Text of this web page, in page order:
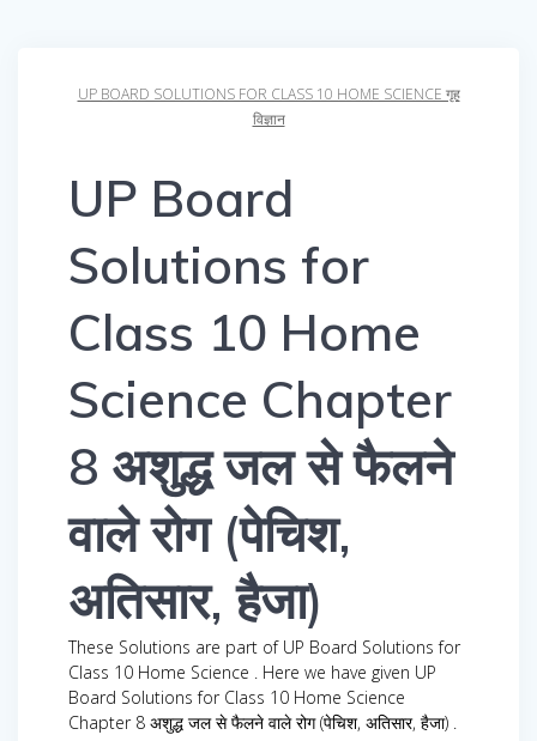
UP BOARD SOLUTIONS FOR CLASS 10 HOME SCIENCE गृह
विज्ञान
UP Board
Solutions for
Class 10 Home
Science Chapter
8 अशुद्ध जल से फैलने
वाले रोग (पेचिश,
अतिसार, हैजा)
These Solutions are part of UP Board Solutions for
Class 10 Home Science . Here we have given UP
Board Solutions for Class 10 Home Science
Chapter 8 अशुद्ध जल से फैलने वाले रोग (पेचिश, अतिसार, हैजा) .